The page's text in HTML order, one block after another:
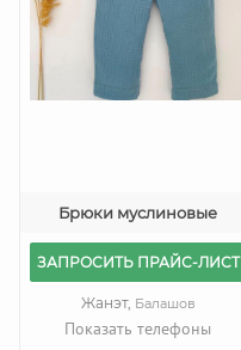
Брюки муслиновые
ЗАПРОСИТЬ ПРАЙС-ЛИСТ
Жанэт, Балашов
Показать телефоны